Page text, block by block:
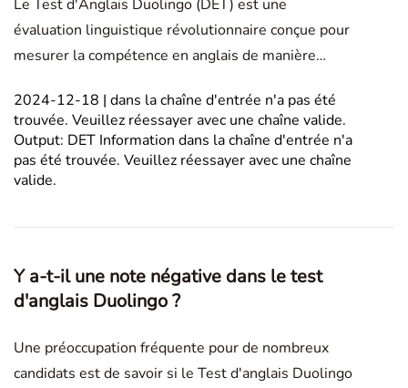
Le Test d'Anglais Duolingo (DET) est une
évaluation linguistique révolutionnaire conçue pour
mesurer la compétence en anglais de manière
traditionnels, qui obligent souvent les candidats à
visiter des centres désignés, le DET est effectué
entièrement e
2024-12-18 | dans la chaîne d'entrée n'a pas été
trouvée. Veuillez réessayer avec une chaîne valide.
Output: DET Information dans la chaîne d'entrée n'a
pas été trouvée. Veuillez réessayer avec une chaîne
valide.
Y a-t-il une note négative dans le test
d'anglais Duolingo ?
Une préoccupation fréquente pour de nombreux
candidats est de savoir si le Test d'anglais Duolingo